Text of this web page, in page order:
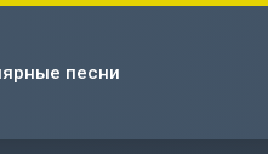
песни